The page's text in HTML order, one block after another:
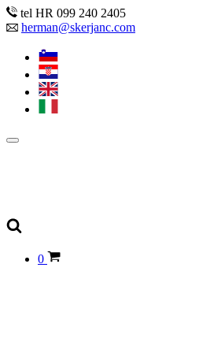
tel HR 099 240 2405
herman@skerjanc.com
0